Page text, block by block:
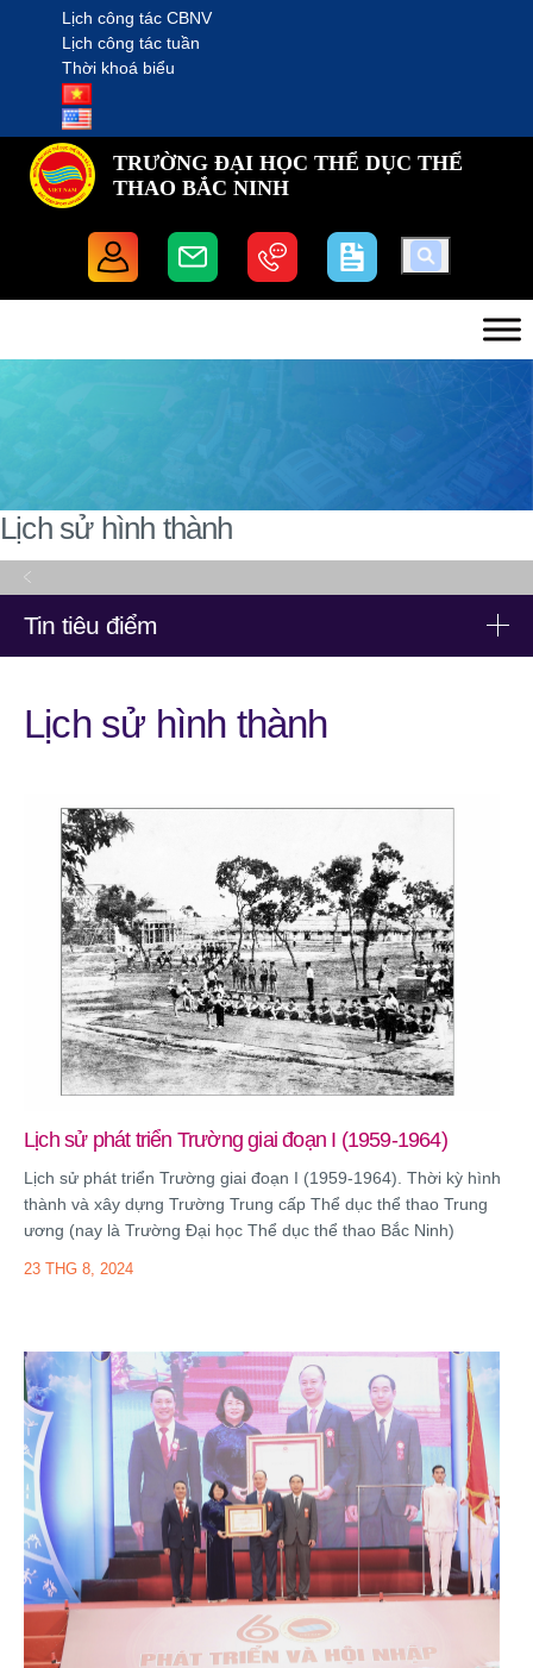
Lịch công tác CBNV
Lịch công tác tuần
Thời khoá biểu
TRƯỜNG ĐẠI HỌC THỂ DỤC THỂ
THAO BẮC NINH
Lịch sử hình thành
Tin tiêu điểm
Trường Đại học Thể dục thể thao Bắc Ninh phối hợp tổ chức
hội thảo hướng nghiệp dành cho vận động viên
Trường Đại học TDTT Bắc Ninh tăng cường hợp tác nghiên
cứu khoa học và chuyển đổi số với Học viện Công nghệ Bưu
chính Viễn thông
4 THG 8, 2026
Lịch sử hình thành
Lịch sử phát triển Trường giai đoạn I (1959-1964)
Lịch sử phát triển Trường giai đoạn I (1959-1964). Thời kỳ hình
thành và xây dựng Trường Trung cấp Thể dục thể thao Trung
ương (nay là Trường Đại học Thể dục thể thao Bắc Ninh)
23 THG 8, 2024